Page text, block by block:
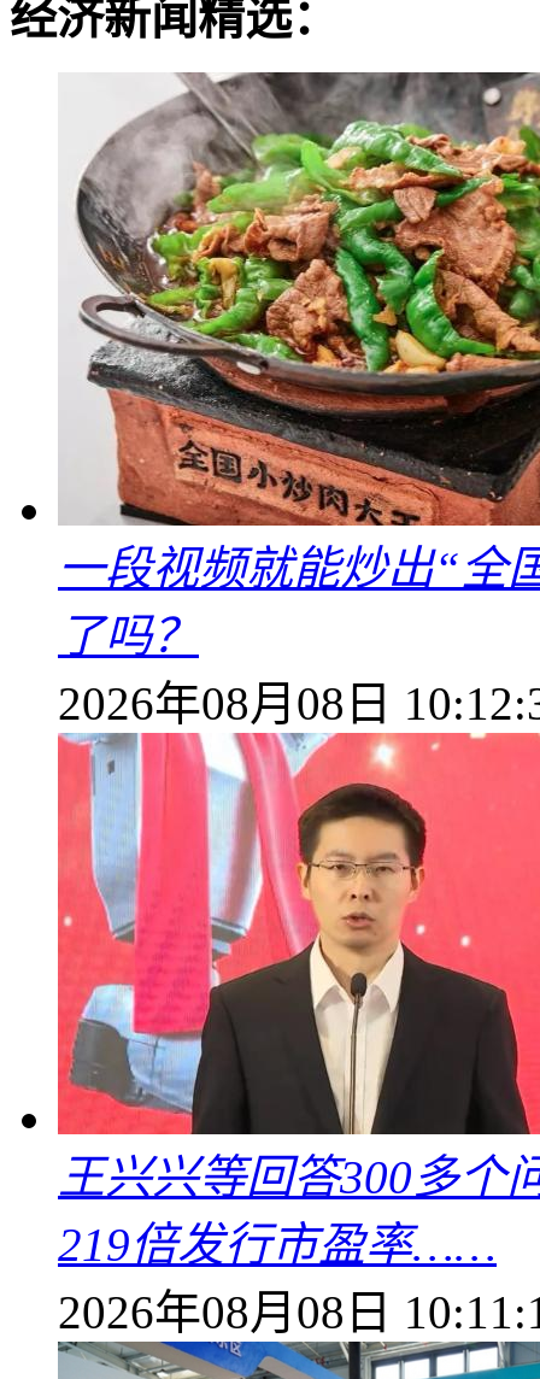
经济新闻精选：
一段视频就能炒出“全
了吗？
2026年08月08日
王兴兴等回答300多个
219倍发行市盈率……
2026年08月08日